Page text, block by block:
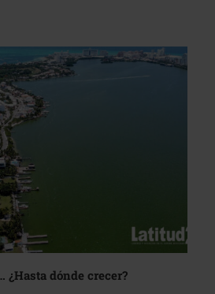
¿Hasta dónde crecer?